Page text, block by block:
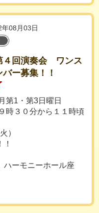
08月03日
４回演奏会 ワンス
ー募集！！
第1・第3日曜日
時３０分から１１時頃
）
ハーモニーホール座